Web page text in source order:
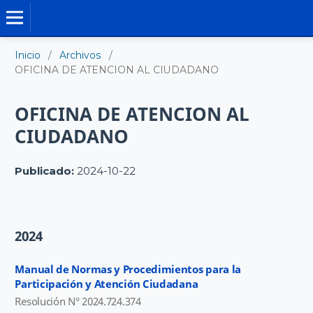
Inicio / Archivos
/
OFICINA DE ATENCION AL CIUDADANO
OFICINA DE ATENCION AL
CIUDADANO
Publicado:2024-10-22
2024
Manual de Normas y Procedimientos para la
Participación y Atención Ciudadana
Resolución N° 2024.724.374